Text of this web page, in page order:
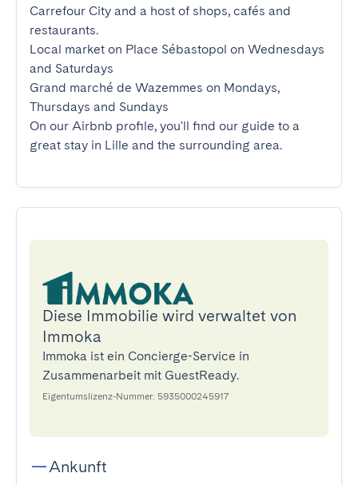
Carrefour City and a host of shops, cafés and
restaurants.
Local market on Place Sébastopol on Wednesdays
and Saturdays
Grand marché de Wazemmes on Mondays,
Thursdays and Sundays
On our Airbnb profile, you'll find our guide to a
great stay in Lille and the surrounding area.
Diese Immobilie wird verwaltet von
Immoka
Immoka ist ein Concierge-Service in
Zusammenarbeit mit GuestReady.
Eigentumslizenz-Nummer: 5935000245917
Ankunft